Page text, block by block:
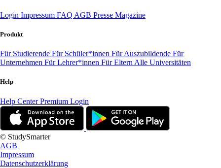
Login Impressum FAQ AGB Presse Magazine
Produkt
Für Studierende Für Schüler*innen Für Auszubildende Für
Unternehmen Für Lehrer*innen Für Eltern Alle Universitäten
Help
Help CenterPremium Login
© StudySmarter
AGB
Impressum
Datenschutzerklärung